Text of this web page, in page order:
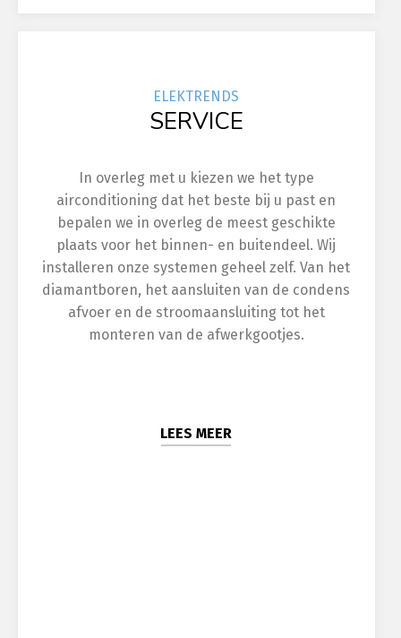
ELEKTRENDS
SERVICE
In overleg met u kiezen we het type
airconditioning dat het beste bij u past en
bepalen we in overleg de meest geschikte
plaats voor het binnen- en buitendeel. Wij
installeren onze systemen geheel zelf. Van het
diamantboren, het aansluiten van de condens
afvoer en de stroomaansluiting tot het
monteren van de afwerkgootjes.
LEES MEER